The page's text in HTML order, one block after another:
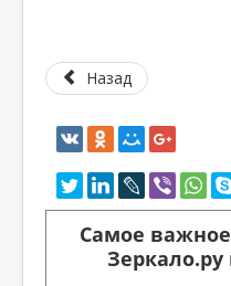
Назад
Самое
Зеркало.ру